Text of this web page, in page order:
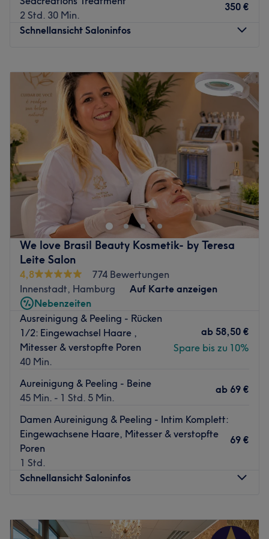
Inhaberin und Kosmetikerin Walaa weist langjährige
Erfahrung auf, was man bei jeder Behandlung merken
Atmosphäre: Professionell, modern, gemütlich.
Expertise: Kosmetik.
Extras: Kostenlose Getränke und WLAN, kostenfreie
Parkplätze vor Ort, kinderfreundlich, klimatisiert.
Zurück zur Salonansicht
2 Std. 30 Min.
350 €
Schnellansicht Saloninfos
Dienstag
07:00–22:00
Mittwoch
07:00–22:00
Donnerstag
Freitag
07:00–22:00
Samstag
08:00–22:00
Sonntag
08:00–22:00
Entfliehe dem stressigen Alltag und schöpfe neue Energie.
Hoch oben über dem Hamburger Hafen im 6. Stock des
Kaispeichers in der Elbphilharmonie, hast du dazu
unzählige Möglichkeiten: Starte den Tag mit einer
Laufsession auf dem Laufband in unserem Fitnessstudio
und tauche danach in unseren 20 Meter langen Indoor-
Pool.
Unser Heavenly Spa besticht durch sechs
Anwendungsräume, eine finnische 90 Grad Sauna, eine
70 Grad Bio Sauna oder buche ganz exklusiv unsere
Private Suite mit einem Dampfbad, Whirlpool, einer
Erholungslounge und Sauna.
Inspiriende Erholung und einfühlsame Ruhe.
Möchtest du dich mal wieder verwöhnen lassen? Dann
solltest du dir einen Besuch im Heavenly Spa Hamburg
online auf Treatwell und freu dich auf gesunde, gepflegte
und schöne Haut!
Unser Heavenly Spa Hamburg bietet dir ein
ganzheitliches Wohlfühlprogramm für gesunde und
aufmerksames und immer aktuell geschultes Team alle
We love Brasil Beauty Kosmetik- by Teresa
Leite Salon
4,8
774 Bewertungen
Innenstadt, Hamburg
Auf Karte anzeigen
Nebenzeiten
Ausreinigung & Peeling - Rücken
1/2: Eingewachsel Haare ,
Mitesser & verstopfte Poren
40 Min.
ab 58,50 €
Spare bis zu 10%
Aureinigung & Peeling - Beine
45 Min. - 1 Std. 5 Min.
ab 69 €
Damen Aureinigung & Peeling - Intim Komplett:
Eingewachsene Haare, Mitesser & verstopfte
Poren
1 Std.
69 €
Schnellansicht Saloninfos
Dienstag
–19:00